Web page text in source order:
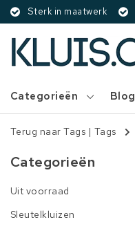
Sterk in maatwerk
Categorieën Blog
Terug naar Tags | Tags
Categorieën
Uit voorraad
Sleutelkluizen